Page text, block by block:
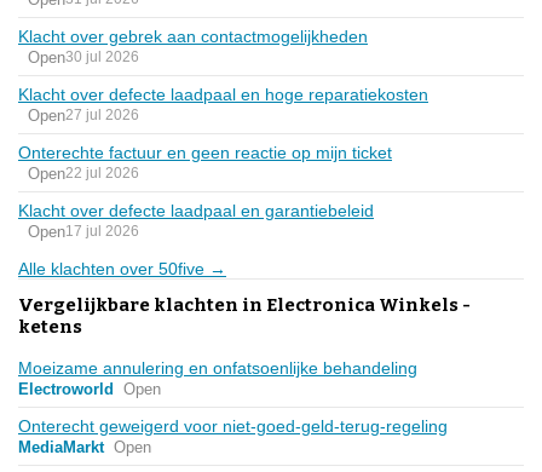
Klacht over gebrek aan contactmogelijkheden
Open30 jul 2026
Klacht over defecte laadpaal en hoge reparatiekosten
Open27 jul 2026
Onterechte factuur en geen reactie op mijn ticket
Open22 jul 2026
Klacht over defecte laadpaal en garantiebeleid
Open17 jul 2026
Alle klachten over 50five →
Vergelijkbare klachten in Electronica Winkels -
ketens
Moeizame annulering en onfatsoenlijke behandeling
Electroworld Open
Onterecht geweigerd voor niet-goed-geld-terug-regeling
MediaMarkt Open